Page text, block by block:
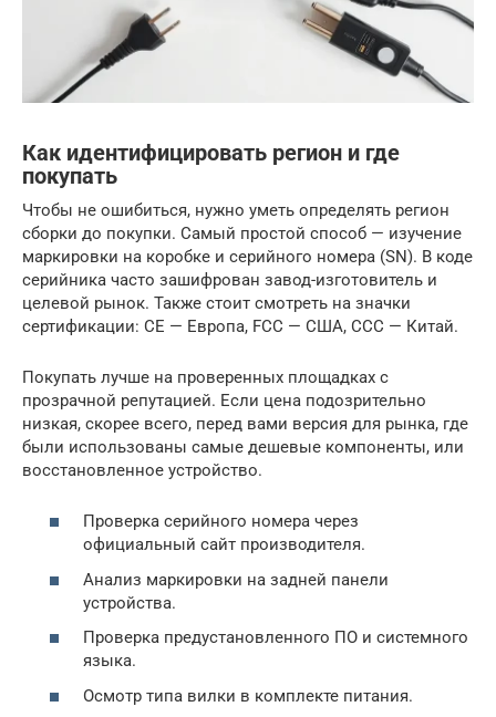
Как идентифицировать регион и где
покупать
Чтобы не ошибиться, нужно уметь определять регион
сборки до покупки. Самый простой способ — изучение
маркировки на коробке и серийного номера (SN). В коде
серийника часто зашифрован завод-изготовитель и
целевой рынок. Также стоит смотреть на значки
сертификации: CE — Европа, FCC — США, CCC — Китай.
Покупать лучше на проверенных площадках с
прозрачной репутацией. Если цена подозрительно
низкая, скорее всего, перед вами версия для рынка, где
были использованы самые дешевые компоненты, или
восстановленное устройство.
Проверка серийного номера через
официальный сайт производителя.
Анализ маркировки на задней панели
устройства.
Проверка предустановленного ПО и системного
языка.
Осмотр типа вилки в комплекте питания.